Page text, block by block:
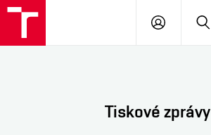
PŘIHLÁSIT
Tiskové zprávy